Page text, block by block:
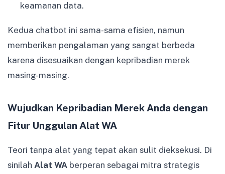
keamanan data.
Kedua chatbot ini sama-sama efisien, namun
memberikan pengalaman yang sangat berbeda
karena disesuaikan dengan kepribadian merek
masing-masing.
Wujudkan Kepribadian Merek Anda dengan
Fitur Unggulan Alat WA
Teori tanpa alat yang tepat akan sulit dieksekusi. Di
sinilah Alat WA berperan sebagai mitra strategis